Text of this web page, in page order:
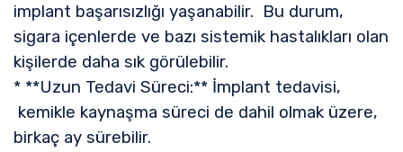
implant başarısızlığı yaşanabilir. Bu durum,
sigara içenlerde ve bazı sistemik hastalıkları olan
kişilerde daha sık görülebilir.
* **Uzun Tedavi Süreci:** İmplant tedavisi,
kemikle kaynaşma süreci de dahil olmak üzere,
birkaç ay sürebilir.